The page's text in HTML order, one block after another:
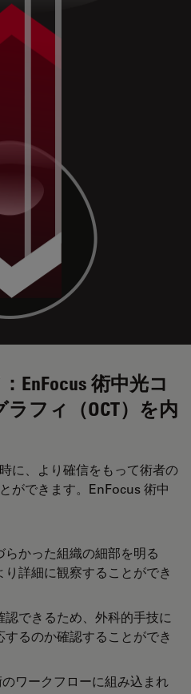
EnFocus 術中光コ
フィ（OCT）を内
に、より確信をもって術者の
ができます。EnFocus 術中
かった組織の細部を明る
り詳細に観察することができ
認できるため、外科的手技に
るのか確認することができ
ワークフローに組み込まれ